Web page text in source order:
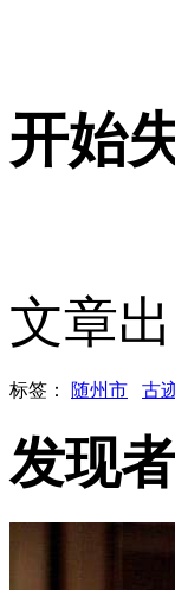
开始
文章
标签： 随州市 古
发现